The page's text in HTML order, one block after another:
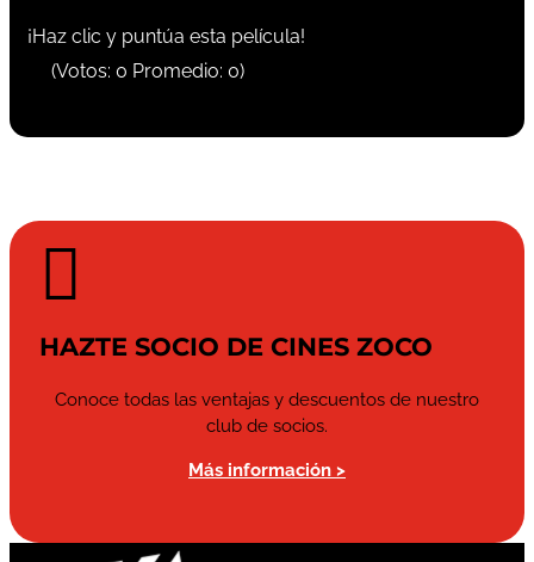
¡Haz clic y puntúa esta película!
(Votos: 0 Promedio: 0)

HAZTE SOCIO DE CINES ZOCO
Conoce todas las ventajas y descuentos de nuestro
club de socios.
Más información >